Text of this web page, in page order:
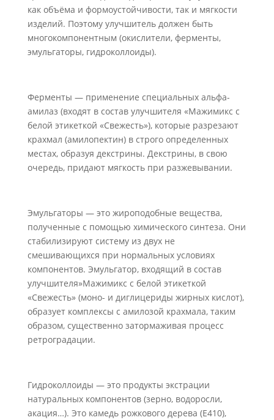
как объёма и формоустойчивости, так и мягкости
изделий. Поэтому улучшитель должен быть
многокомпонентным (окислители, ферменты,
эмульгаторы, гидроколлоиды).
Ферменты — применение специальных альфа-
амилаз (входят в состав улучшителя «Мажимикс с
белой этикеткой «Свежесть»), которые разрезают
крахмал (амилопектин) в строго определенных
местах, образуя декстрины. Декстрины, в свою
очередь, придают мягкость при разжевывании.
Эмульгаторы — это жироподобные вещества,
полученные с помощью химического синтеза. Они
стабилизируют систему из двух не
смешивающихся при нормальных условиях
компонентов. Эмульгатор, входящий в состав
улучшителя»Мажимикс с белой этикеткой
«Свежесть» (моно- и диглицериды жирных кислот),
образует комплексы с амилозой крахмала, таким
образом, существенно затормаживая процесс
ретроградации.
Гидроколлоиды — это продукты экстрации
натуральных компонентов (зерно, водоросли,
акация…). Это камедь рожкового дерева (Е410),